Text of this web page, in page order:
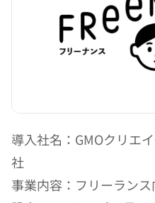
導入社名：GMOクリエ
社
事業内容：フリーラン